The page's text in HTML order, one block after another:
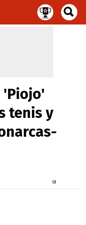
'Piojo'
tenis y
X